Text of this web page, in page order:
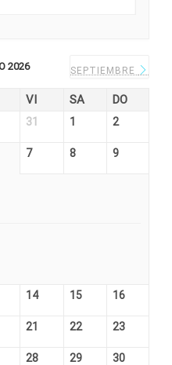
2026 SEPTIEMBRE
VI SA DO
31 1 2
7 8 9
14 15 16
21 22 23
28 29 30